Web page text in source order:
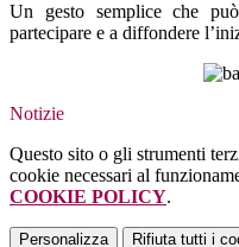
Un gesto semplice che
partecipare e a diffondere
Notizie
Questo sito o gli strumenti
cookie necessari al
COOKIE POLICY.
Personalizza Rifiuta tutti i